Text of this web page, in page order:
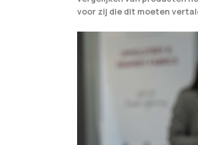
voor zij die dit moeten